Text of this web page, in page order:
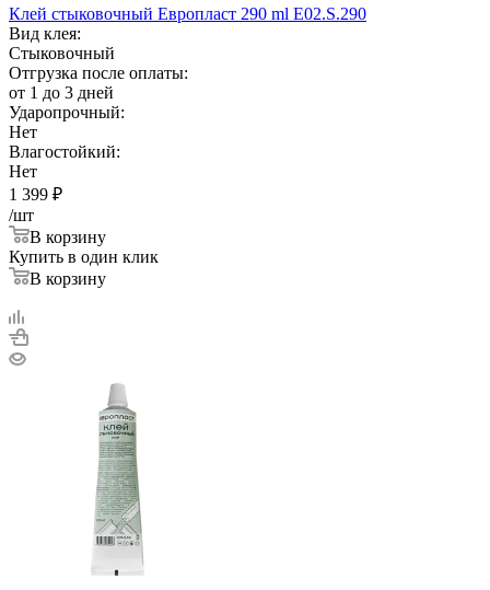
Клей стыковочный Европласт 290 ml E02.S.290
Вид клея:
Стыковочный
Отгрузка после оплаты:
от 1 до 3 дней
Ударопрочный:
Нет
Влагостойкий:
Нет
1 399 ₽
/шт
В корзину
Купить в один клик
В корзину